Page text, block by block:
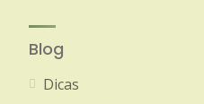
Blog
Dicas